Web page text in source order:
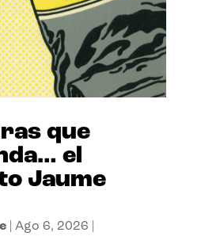
que
el
Jaume
| Ago 6, 2026